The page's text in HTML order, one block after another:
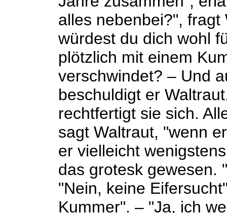
alles nebenbei?", fragt
würdest du dich wohl
plötzlich mit einem
verschwindet? – Und
beschuldigt er
rechtfertigt sie sich.
sagt Waltraut, "wenn
er vielleicht
das grotesk gewesen.
"Nein, keine
Kummer". – "Ja, ich